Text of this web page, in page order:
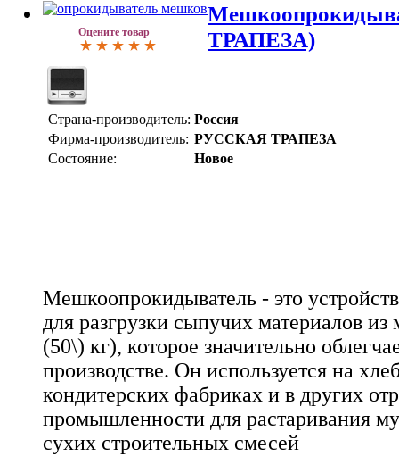
Оцените товар
ТРАПЕЗА)
Страна-производитель: Россия
Фирма-производитель: РУССКАЯ ТРАПЕЗА
Состояние:
Новое
Мешкоопрокидыватель - это
для разгрузки сыпучих материалов
(50\) кг), которое значительно
производстве. Он используется на
кондитерских фабриках и в других
промышленности для растаривания
сухих строительных смесей